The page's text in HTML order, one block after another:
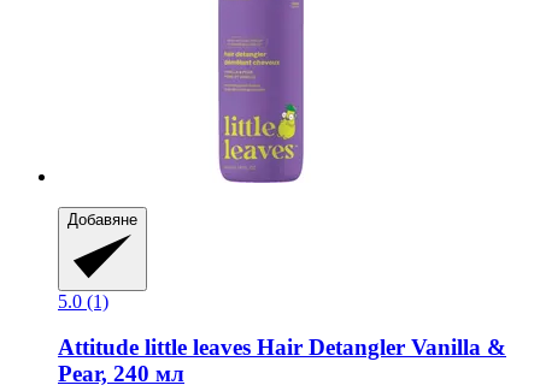
Добавяне
5.0 (1)
Attitude little leaves Hair Detangler Vanilla &
Pear, 240 мл